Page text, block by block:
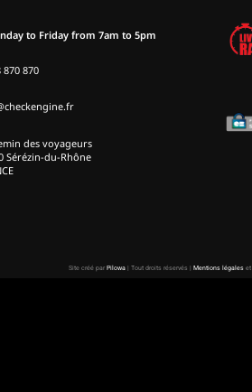
to Friday from 7am to 5pm
870 870
des voyageurs
Sérézin-du-Rhône
Site créé par Pilowa | Tout droits réservés | Mentions légales et